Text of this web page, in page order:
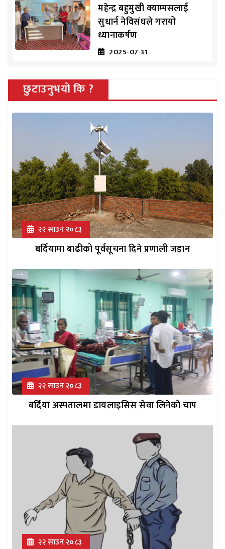
महेन्द्र बहुमुखी क्याम्पसलाई
सुधार्न नेविसंघले गरायो
ध्यानाकर्षण
2025-07-31
छुटाउनुभयो कि ?
२२ साउन २०८३
बर्दियामा बाढीको पूर्वसूचना दिने प्रणाली जडान
२२ साउन २०८३
बर्दिया अस्पतालमा डायलाइसिस सेवा लिनेको चाप
२२ साउन २०८३